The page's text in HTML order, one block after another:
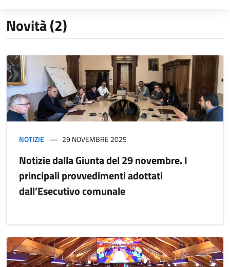
Novità (2)
NOTIZIE 29 NOVEMBRE 2025
Notizie dalla Giunta del 29 novembre. I
principali provvedimenti adottati
dall’Esecutivo comunale